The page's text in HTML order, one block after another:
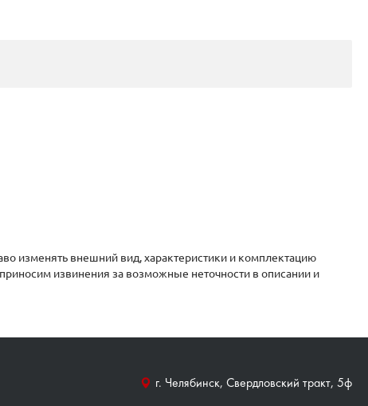
изменять внешний вид, характеристики и комплектацию
извинения за возможные неточности в описании и
г. Челябинск, Свердловский тракт, 5ф